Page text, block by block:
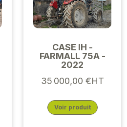
CASE IH -
FARMALL 75A -
2022
35 000,00 €HT
Voir produit